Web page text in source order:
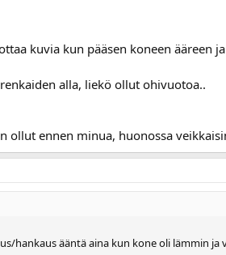
kuvia kun pääsen koneen ääreen ja
alla, liekö ollut ohivuotoa..
ollut ennen minua, huonossa
hankaus ääntä aina kun kone oli lämmin ja